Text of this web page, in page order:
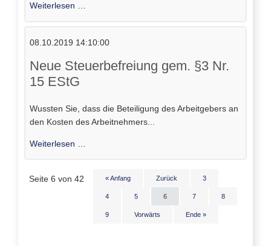
Weiterlesen …
Elektrofahrzeuge
geplant
(§7c
08.10.2019 14:10:00
Neue Steuerbefreiung gem. §3 Nr.
15 EStG
Wussten Sie, dass die Beteiligung des Arbeitgebers an
den Kosten des Arbeitnehmers...
Weiterlesen …
Seite 6 von 42 « Anfang Zurück 3
4 5 6 7 8
9 Vorwärts Ende »